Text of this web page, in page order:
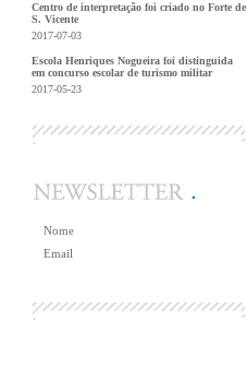
Centro de interpretação foi criado no Forte de
S. Vicente
2017-07-03
Escola Henriques Nogueira foi distinguida
em concurso escolar de turismo militar
2017-05-23